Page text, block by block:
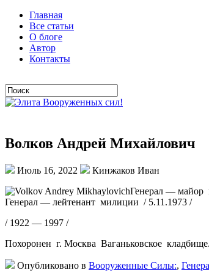
Главная
Все статьи
О блоге
Автор
Контакты
Волков Андрей Михайлович
Июль 16, 2022
Кинжаков Иван
Генерал — майор
Генерал — лейтенант милиции / 5.11.1973 /
/ 1922 — 1997 /
Похоронен г. Москва Ваганьковское кладбище.
Опубликовано в Вооруженные Силы:,